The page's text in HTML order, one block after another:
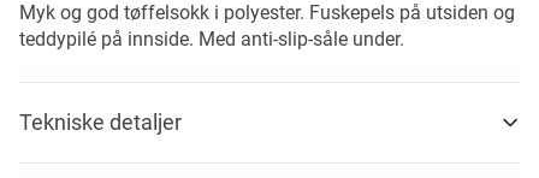
Myk og god tøffelsokk i polyester. Fuskepels på utsiden og
teddypilé på innside. Med anti-slip-såle under.
Tekniske detaljer